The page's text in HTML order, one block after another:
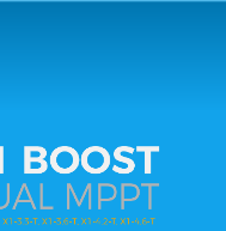
Solax y temas relacionados.